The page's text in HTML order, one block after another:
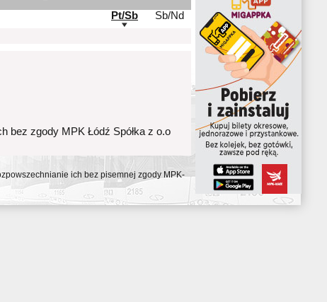
Pt/Sb
Sb/Nd
bez zgody MPK Łódź Spółka z o.o
ich bez pisemnej zgody MPK-